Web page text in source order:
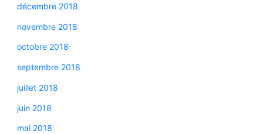
décembre 2018
novembre 2018
octobre 2018
septembre 2018
juillet 2018
juin 2018
mai 2018